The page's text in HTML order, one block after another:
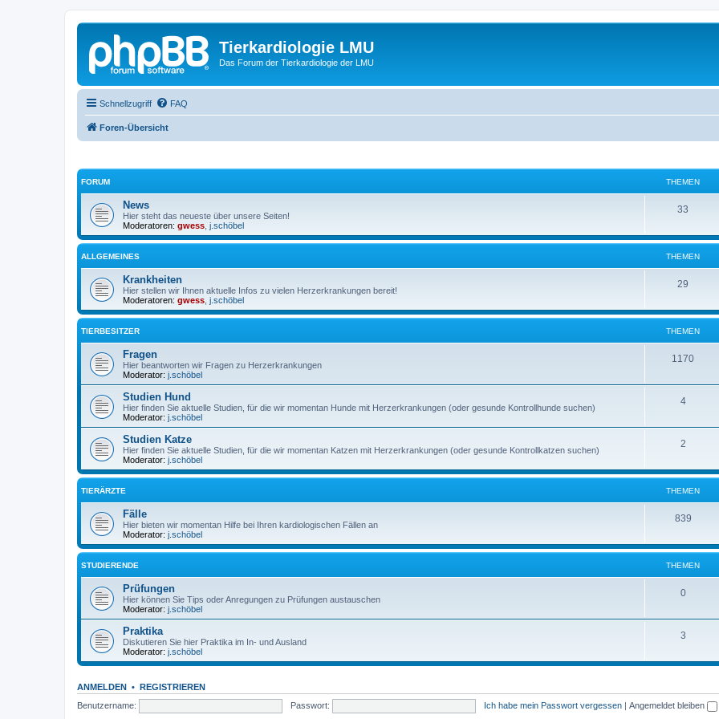
Tierkardiologie LMU
Das Forum der Tierkardiologie der LMU
Schnellzugriff FAQ
Foren-Übersicht
FORUM THEMEN
News
Hier steht das neueste über unsere Seiten!
Moderatoren: gwess j.schöbel
33
ALLGEMEINES THEMEN
Krankheiten
Hier stellen wir Ihnen aktuelle Infos zu vielen Herzerkrankungen bereit!
Moderatoren: gwess j.schöbel
29
TIERBESITZER THEMEN
Fragen
Hier beantworten wir Fragen zu Herzerkrankungen
Moderator: j.schöbel
1170
Studien Hund
Hier finden Sie aktuelle Studien, für die wir momentan Hunde mit Herzerkrankungen (oder gesunde Kontrollhunde suchen)
Moderator: j.schöbel
4
Studien Katze
Hier finden Sie aktuelle Studien, für die wir momentan Katzen mit Herzerkrankungen (oder gesunde Kontrollkatzen suchen)
Moderator: j.schöbel
2
TIERÄRZTE THEMEN
Fälle
Hier bieten wir momentan Hilfe bei Ihren kardiologischen Fällen an
Moderator: j.schöbel
839
STUDIERENDE THEMEN
Prüfungen
Hier können Sie Tips oder Anregungen zu Prüfungen austauschen
Moderator: j.schöbel
0
Praktika
Diskutieren Sie hier Praktika im In- und Ausland
Moderator: j.schöbel
3
ANMELDEN • REGISTRIEREN
Benutzername:
Passwort: Ich habe mein Passwort vergessen | Angemeldet bleiben